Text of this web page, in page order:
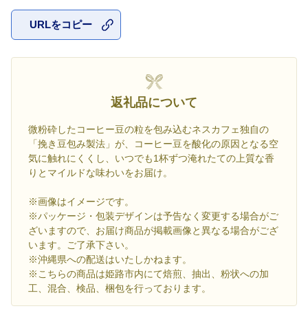
URLをコピー
返礼品について
微粉砕したコーヒー豆の粒を包み込むネスカフェ独自の
「挽き豆包み製法」が、コーヒー豆を酸化の原因となる空
気に触れにくくし、いつでも1杯ずつ淹れたての上質な香
りとマイルドな味わいをお届け。
※画像はイメージです。
※パッケージ・包装デザインは予告なく変更する場合がご
ざいますので、お届け商品が掲載画像と異なる場合がござ
います。ご了承下さい。
※沖縄県への配送はいたしかねます。
※こちらの商品は姫路市内にて焙煎、抽出、粉状への加
工、混合、検品、梱包を行っております。